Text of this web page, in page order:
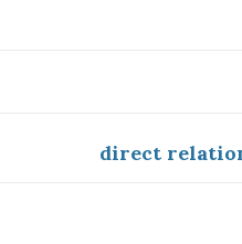
direct